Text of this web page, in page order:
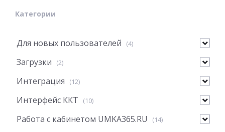
Категории
Для новых пользователей (4)
Загрузки (2)
Интеграция (12)
Интерфейс ККТ (10)
Работа с кабинетом UMKA365.RU (14)